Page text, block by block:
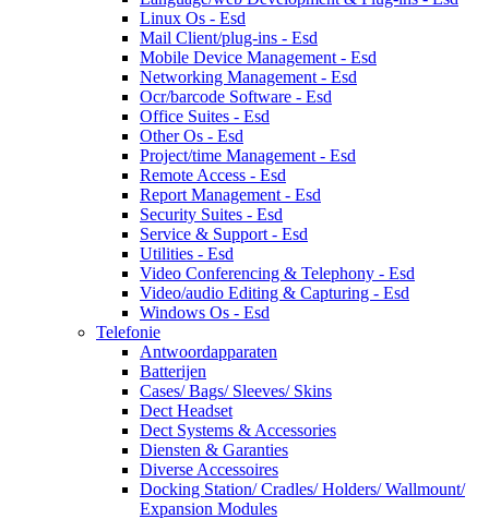
Linux Os - Esd
Mail Client/plug-ins - Esd
Mobile Device Management - Esd
Networking Management - Esd
Ocr/barcode Software - Esd
Office Suites - Esd
Other Os - Esd
Project/time Management - Esd
Remote Access - Esd
Report Management - Esd
Security Suites - Esd
Service & Support - Esd
Utilities - Esd
Video Conferencing & Telephony - Esd
Video/audio Editing & Capturing - Esd
Windows Os - Esd
Telefonie
Antwoordapparaten
Batterijen
Cases/ Bags/ Sleeves/ Skins
Dect Headset
Dect Systems & Accessories
Diensten & Garanties
Diverse Accessoires
Docking Station/ Cradles/ Holders/ Wallmount/
Expansion Modules